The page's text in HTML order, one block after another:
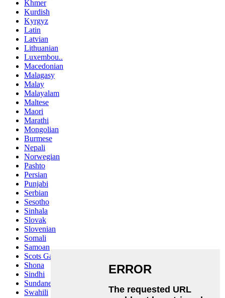
Khmer
Kurdish
Kyrgyz
Latin
Latvian
Lithuanian
Luxembou..
Macedonian
Malagasy
Malay
Malayalam
Maltese
Maori
Marathi
Mongolian
Burmese
Nepali
Norwegian
Pashto
Persian
Punjabi
Serbian
Sesotho
Sinhala
Slovak
Slovenian
Somali
Samoan
Scots Gaelic
Shona
Sindhi
Sundanese
Swahili